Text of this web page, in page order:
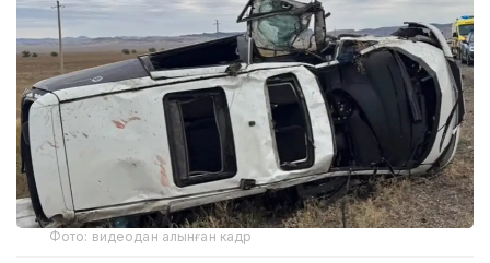
Фото: видеодан алынған кадр